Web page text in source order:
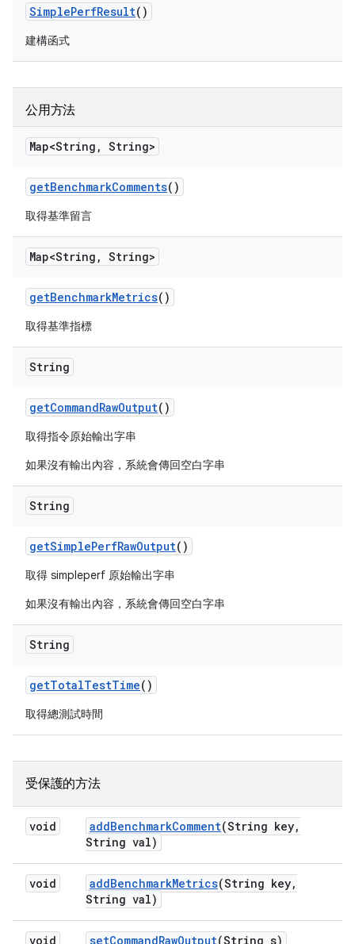
SimplePerfResult()
建構函式
公用方法
Map<String , String>
getBenchmarkComments()
取得基準留言
Map<String , String>
getBenchmarkMetrics()
取得基準指標
String
getCommandRawOutput()
取得指令原始輸出字串
如果沒有輸出內容，系統會傳回空白字串
String
getSimplePerfRawOutput()
取得 simpleperf 原始輸出字串
如果沒有輸出內容，系統會傳回空白字串
String
getTotalTestTime()
取得總測試時間
受保護的方法
void addBenchmarkComment(String key,
String val)
void addBenchmarkMetrics(String key,
String val)
void setCommandRawOutput(String s)